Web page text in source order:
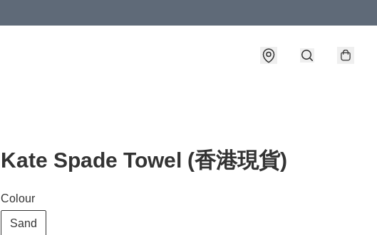
Kate Spade Towel (香港現貨)
Colour
Sand